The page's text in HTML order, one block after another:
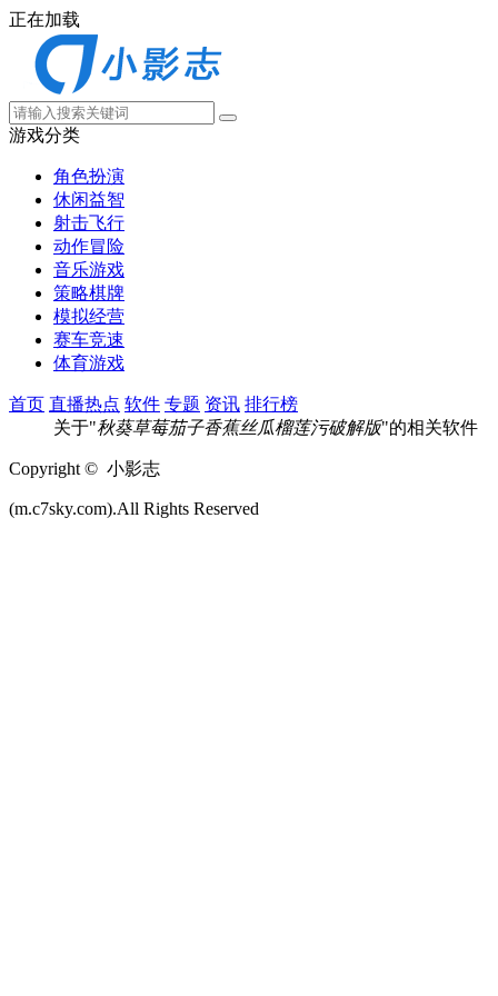
正在加载
游戏分类
角色扮演
休闲益智
射击飞行
动作冒险
音乐游戏
策略棋牌
模拟经营
赛车竞速
体育游戏
首页 直播热点 软件 专题 资讯 排行榜
关于"秋葵草莓茄子香蕉丝瓜榴莲污破解版"的相关软件
Copyright © 小影志
(m.c7sky.com).All Rights Reserved